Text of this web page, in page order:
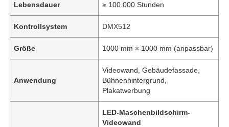
Lebensdauer ≥ 100.000 Stunden
Kontrollsystem DMX512
Größe 1000 mm × 1000 mm (anpassbar)
Anwendung
Videowand, Gebäudefassade,
Bühnenhintergrund,
Plakatwerbung
LED-Maschenbildschirm-
Videowand